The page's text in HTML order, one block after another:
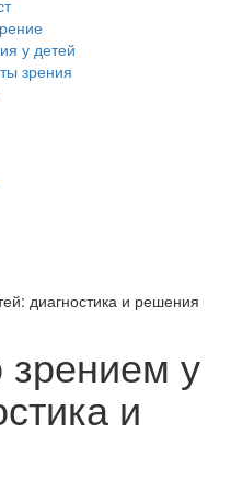
у детей
зрения
диагностика и решения
у
и